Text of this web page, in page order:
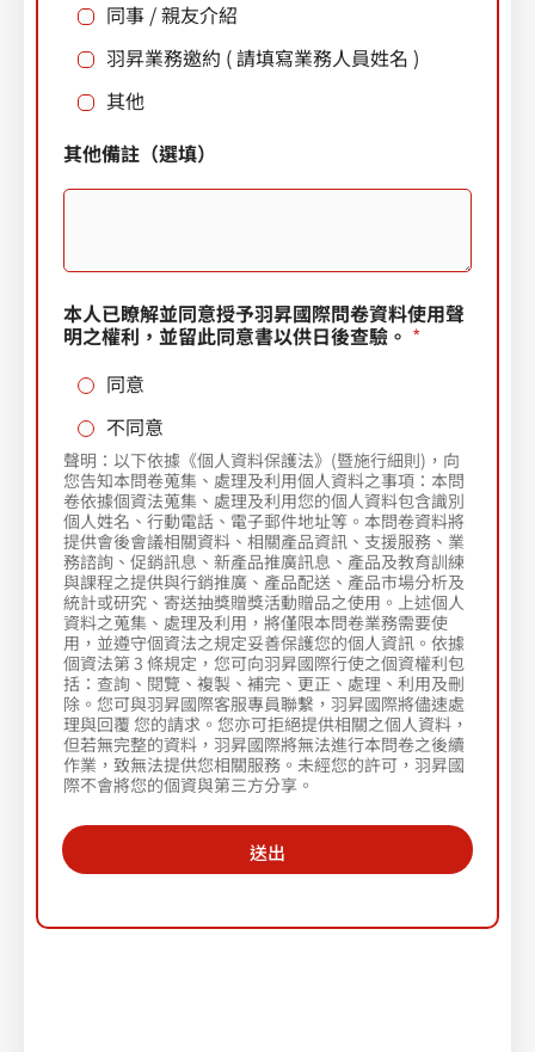
a
t
e
+
同事 / 親友介紹
羽昇業務邀約 ( 請填寫業務人員姓名 )
其他
其
公
模
-
m
（
請
填
寫
公
司
信
箱
）
其他備註（選填）
本人已瞭解並同意授予羽昇國際問卷資料使用聲
明之權利，並留此同意書以供日後查驗。 *
同意
不同意
聲明：以下依據《個人資料保護法》(暨施行細則)，向
您告知本問卷蒐集、處理及利用個人資料之事項：本問
卷依據個資法蒐集、處理及利用您的個人資料包含識別
個人姓名、行動電話、電子郵件地址等。本問卷資料將
提供會後會議相關資料、相關產品資訊、支援服務、業
務諮詢、促銷訊息、新產品推廣訊息、產品及教育訓練
與課程之提供與行銷推廣、產品配送、產品市場分析及
統計或研究、寄送抽獎贈獎活動贈品之使用。上述個人
資料之蒐集、處理及利用，將僅限本問卷業務需要使
用，並遵守個資法之規定妥善保護您的個人資訊。依據
個資法第 3 條規定，您可向羽昇國際行使之個資權利包
括：查詢、閱覽、複製、補完、更正、處理、利用及刪
除。您可與羽昇國際客服專員聯繫，羽昇國際將儘速處
理與回覆 您的請求。您亦可拒絕提供相關之個人資料，
但若無完整的資料，羽昇國際將無法進行本問卷之後續
作業，致無法提供您相關服務。未經您的許可，羽昇國
際不會將您的個資與第三方分享。
送出